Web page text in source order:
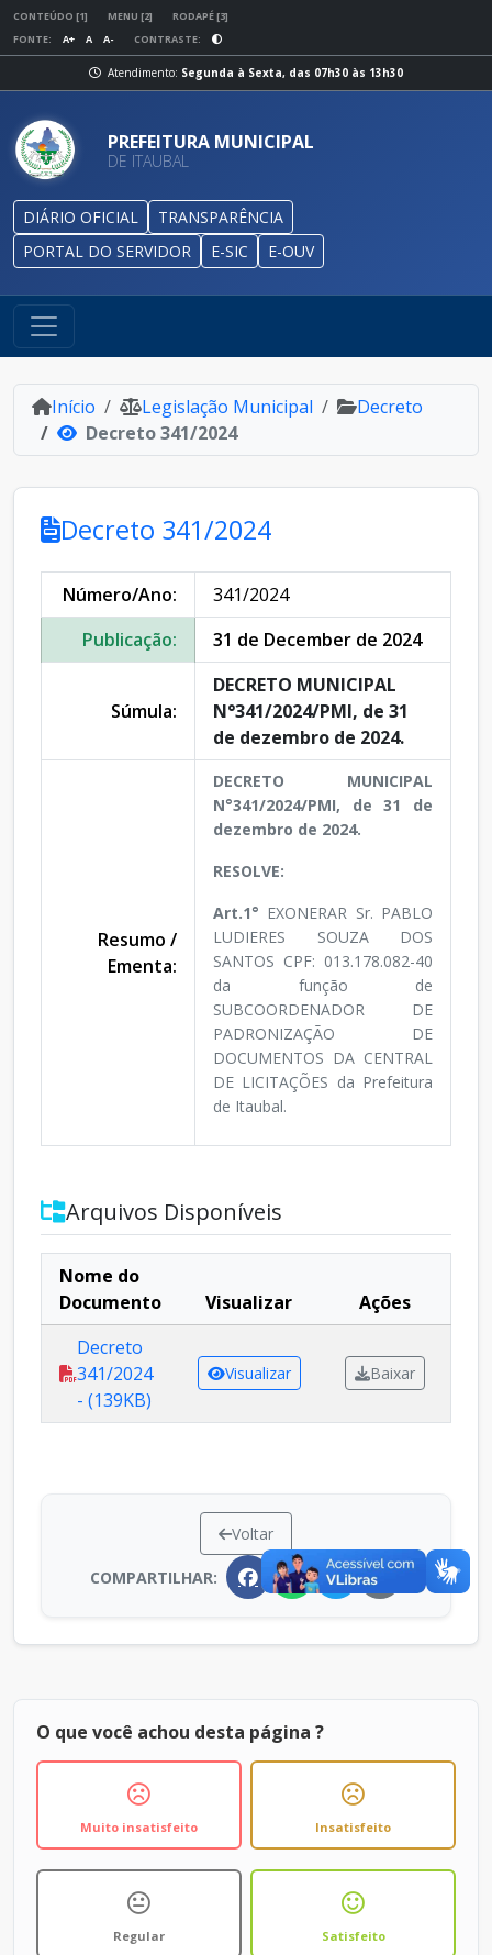
CONTEÚDO [1] MENU [2]
RODAPÉ [3]
FONTE:
A+ A A- CONTRASTE:
Atendimento: Segunda à Sexta, das 07h30 às 13h30
PREFEITURA MUNICIPAL
DE ITAUBAL
DIÁRIO OFICIAL
TRANSPARÊNCIA
PORTAL DO SERVIDOR
E-SIC E-OUV
Início Legislação Municipal
Decreto
Decreto 341/2024
Decreto 341/2024
Número/Ano:
341/2024
Publicação:
31 de December de 2024
Súmula:
DECRETO MUNICIPAL
N°341/2024/PMI, de 31
de dezembro de 2024.
Resumo /
Ementa:
DECRETO MUNICIPAL
N°341/2024/PMI, de 31 de
dezembro de 2024.
RESOLVE:
Art.1° EXONERAR Sr. PABLO
LUDIERES SOUZA DOS
SANTOS CPF: 013.178.082-40
da função de
SUBCOORDENADOR DE
PADRONIZAÇÃO DE
DOCUMENTOS DA CENTRAL
DE LICITAÇÕES da Prefeitura
de Itaubal.
Arquivos Disponíveis
Nome do
Documento
Visualizar
Ações
Decreto
341/2024
- (139KB)
Visualizar Baixar
Voltar
COMPARTILHAR:
O que você achou desta página ?
Muito insatisfeito Insatisfeito
Regular Satisfeito